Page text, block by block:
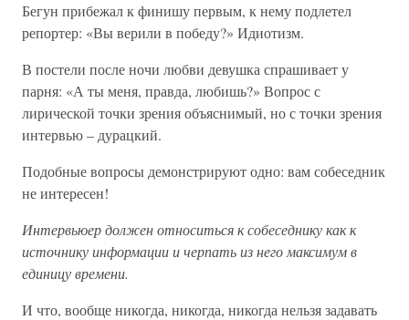
Бегун прибежал к финишу первым, к нему подлетел
репортер: «Вы верили в победу?» Идиотизм.
В постели после ночи любви девушка спрашивает у
парня: «А ты меня, правда, любишь?» Вопрос с
лирической точки зрения объяснимый, но с точки зрения
интервью – дурацкий.
Подобные вопросы демонстрируют одно: вам собеседник
не интересен!
Интервьюер должен относиться к собеседнику как к
источнику информации и черпать из него максимум в
единицу времени.
И что, вообще никогда, никогда, никогда нельзя задавать